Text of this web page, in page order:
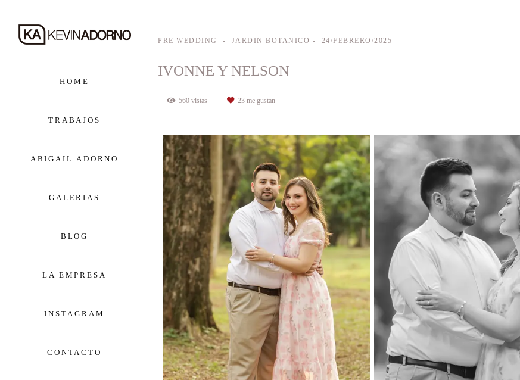
HOME
TRABAJOS
ABIGAIL ADORNO
GALERIAS
BLOG
LA EMPRESA
INSTAGRAM
CONTACTO
PRE WEDDING JARDIN BOTANICO 24/FEBRERO/2025
IVONNE Y NELSON
560 vistas 23 me gustan